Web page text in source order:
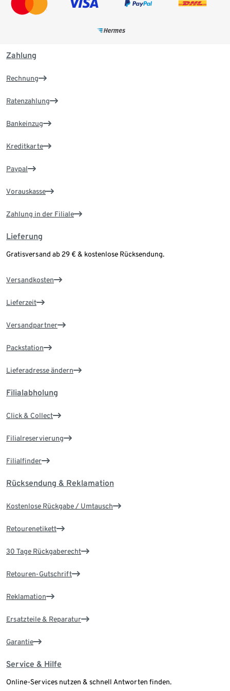
Zahlung
Rechnung
Ratenzahlung
Bankeinzug
Kreditkarte
Paypal
Vorauskasse
Zahlung in der Filiale
Lieferung
Gratisversand ab 29 € & kostenlose Rücksendung.
Versandkosten
Lieferzeit
Versandpartner
Packstation
Lieferadresse ändern
Filialabholung
Click & Collect
Filialreservierung
Filialfinder
Rücksendung & Reklamation
Kostenlose Rückgabe / Umtausch
Retourenetikett
30 Tage Rückgaberecht
Retouren-Gutschrift
Reklamation
Ersatzteile & Reparatur
Garantie
Service & Hilfe
Online-Services nutzen & schnell Antworten finden.